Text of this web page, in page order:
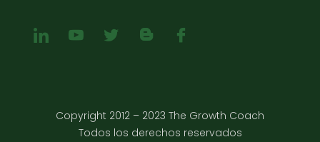
Copyright 2012 – 2023 The Growth Coach
Todos los derechos reservados